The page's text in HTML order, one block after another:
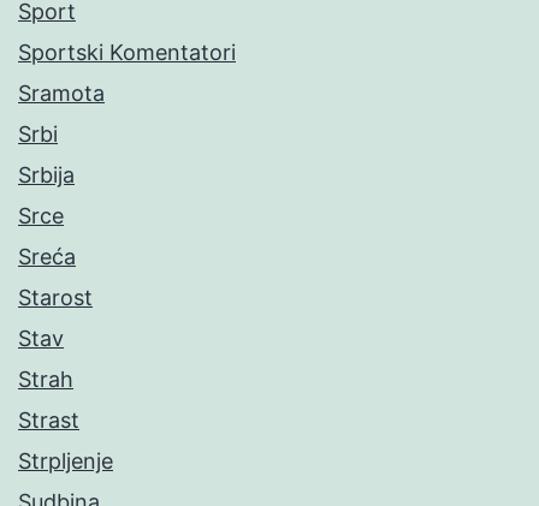
Sport
Sportski Komentatori
Sramota
Srbi
Srbija
Srce
Sreća
Starost
Stav
Strah
Strast
Strpljenje